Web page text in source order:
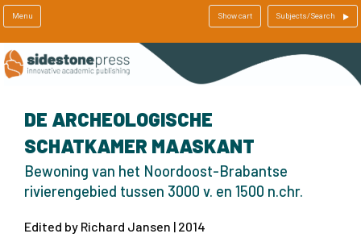
Menu Show cart Subjects/Search
DE ARCHEOLOGISCHE
SCHATKAMER MAASKANT
Bewoning van het Noordoost-Brabantse
rivierengebied tussen 3000 v. en 1500 n.chr.
Edited by Richard Jansen | 2014